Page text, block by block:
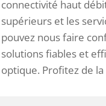
connectivité haut
supérieurs et les
pouvez nous faire
solutions fiables et
optique. Profitez de la